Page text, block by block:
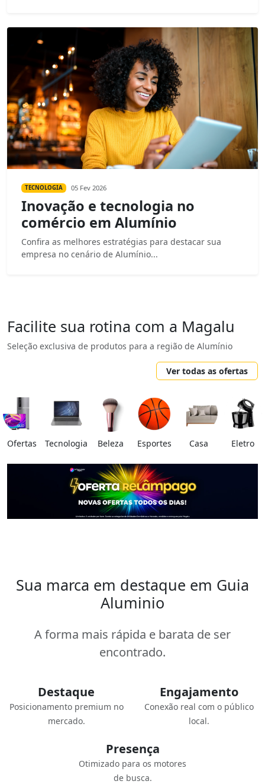
TECNOLOGIA 05 Fev 2026
Inovação e tecnologia no
comércio em Alumínio
Confira as melhores estratégias para destacar sua
empresa no cenário de Alumínio...
Facilite sua rotina com a Magalu
Seleção exclusiva de produtos para a região de Alumínio
Ver todas as ofertas
Ofertas Tecnologia Beleza Esportes Casa Eletro
Sua marca em destaque em Guia
Aluminio
A forma mais rápida e barata de ser
encontrado.
Destaque
Posicionamento premium no
mercado.
Engajamento
Conexão real com o público
local.
Presença
Otimizado para os motores
de busca.